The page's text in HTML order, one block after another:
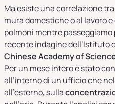
Ma esiste una correlazione
mura domestiche o al lavoro
polmoni mentre
recente indagine dell’Istituto
Chinese Academy of
Per un mese intero è stato
all’interno di un ufficio che
all’esterno, sulla